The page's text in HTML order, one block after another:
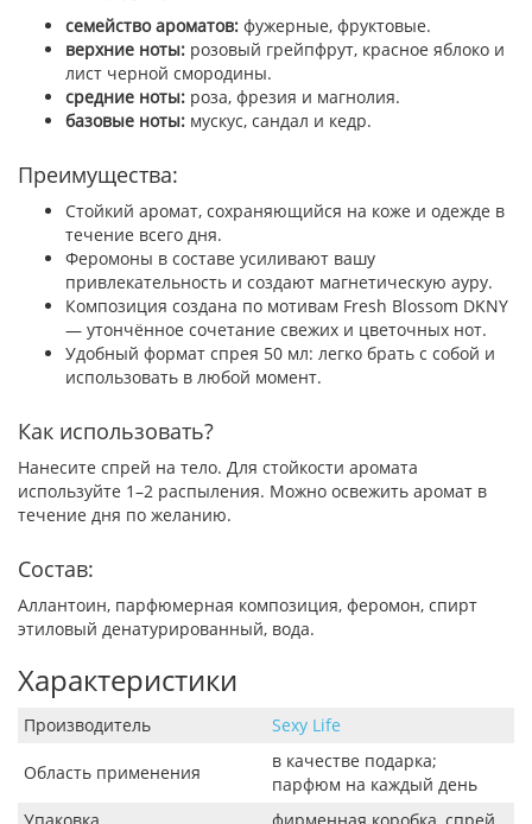
семейство ароматов: фужерные, фруктовые.
верхние ноты: розовый грейпфрут, красное яблоко и
лист черной смородины.
средние ноты: роза, фрезия и магнолия.
базовые ноты: мускус, сандал и кедр.
Преимущества:
Стойкий аромат, сохраняющийся на коже и одежде в
течение всего дня.
Феромоны в составе усиливают вашу
привлекательность и создают магнетическую ауру.
Композиция создана по мотивам Fresh Blossom DKNY
— утончённое сочетание свежих и цветочных нот.
Удобный формат спрея 50 мл: легко брать с собой и
использовать в любой момент.
Как использовать?
Нанесите спрей на тело. Для стойкости аромата
используйте 1–2 распыления. Можно освежить аромат в
течение дня по желанию.
Состав:
Аллантоин, парфюмерная композиция, феромон, спирт
этиловый денатурированный, вода.
Характеристики
Производитель Sexy Life
Область применения
в качестве подарка;
парфюм на каждый день